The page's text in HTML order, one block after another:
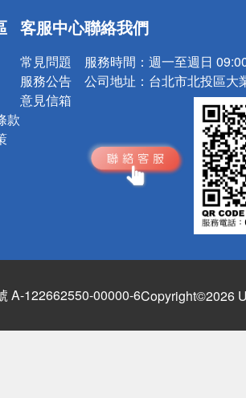
！請小心！
款
客服中心
常見問題
服務公告
意見信箱
聯絡我們
服務時間： 週一至週日
公司地址： 台北市北投區大
A-122662550-00000-6Copyright©2026